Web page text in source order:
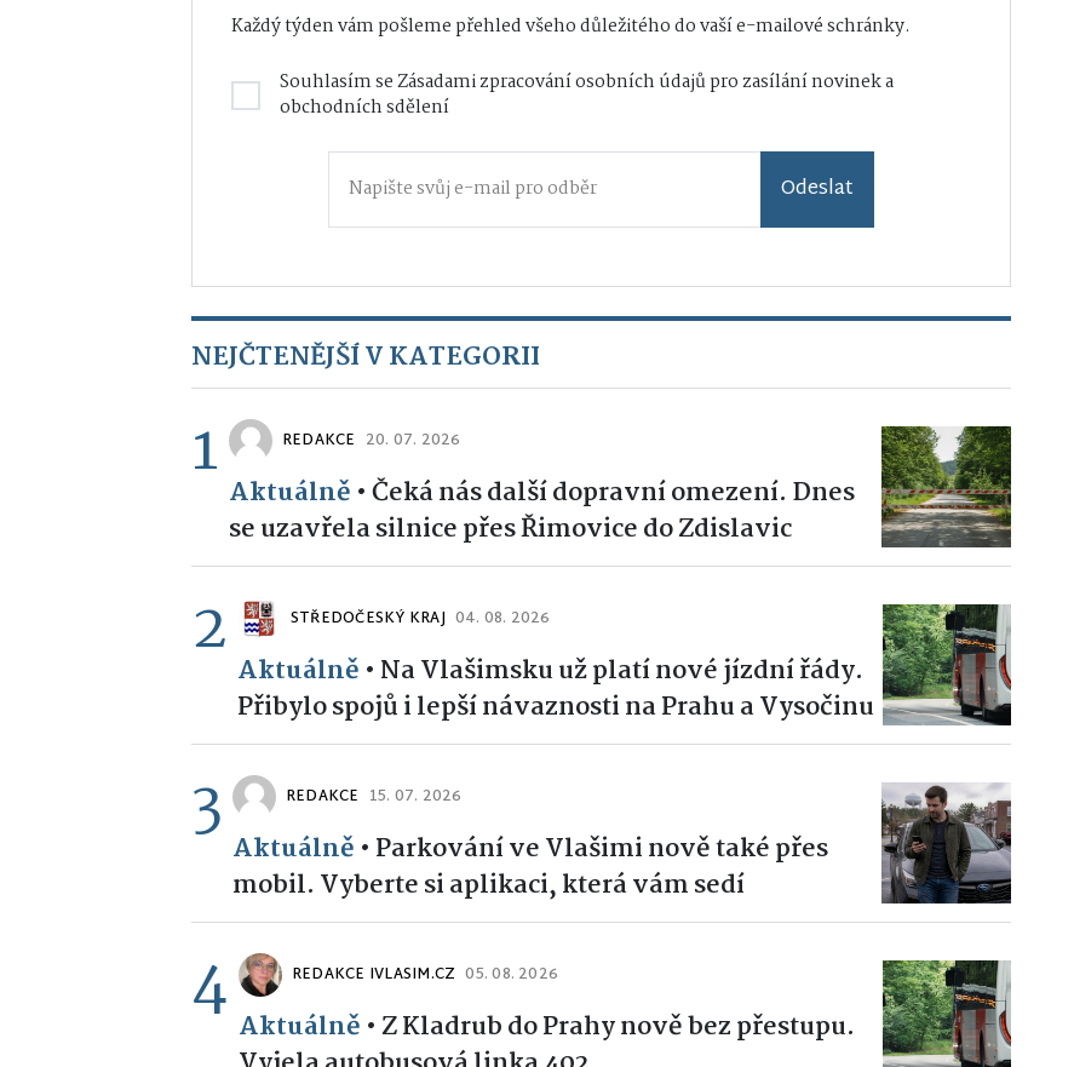
Každý týden vám pošleme přehled všeho důležitého do vaší e-mailové schránky.
Souhlasím seZásadami zpracování osobních údajůpro zasílání novinek a
obchodních sdělení
Odeslat
NEJČTENĚJŠÍ V KATEGORII
1 REDAKCE 20. 07. 2026
Aktuálně •Čeká nás další dopravní omezení. Dnes
se uzavřela silnice přes Řimovice do Zdislavic
2 STŘEDOČESKÝ KRAJ 04. 08. 2026
Aktuálně • Na Vlašimsku už platí nové jízdní řády.
Přibylo spojů i lepší návaznosti na Prahu a Vysočinu
3 REDAKCE 15. 07. 2026
Aktuálně • Parkování ve Vlašimi nově také přes
mobil. Vyberte si aplikaci, která vám sedí
4 REDAKCE IVLASIM.CZ 05. 08. 2026
Aktuálně • Z Kladrub do Prahy nově bez přestupu.